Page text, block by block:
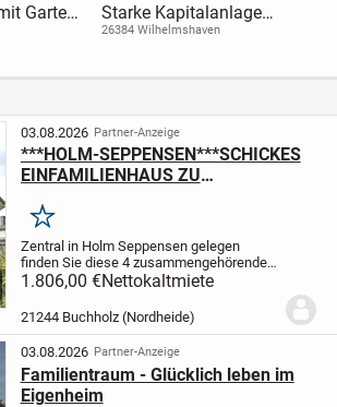
Garten
Starke Kapitalanlage
Modernes 8-Parteienhaus in
Wilhelmshaven Heppens
26384 Wilhelmshaven
03.08.2026 Partner-Anzeige
***HOLM-SEPPENSEN***SCHICKES
EINFAMILIENHAUS ZU
Merken
Zentral in Holm Seppensen gelegen
finden Sie diese 4 zusammengehörenden
gleichen Häuser. Modern und schick in
Seppensen. Ideal für Familien. Dieses
Haus ist durch den...
1.806,00 €Nettokaltmiete
21244 Buchholz (Nordheide)
03.08.2026 Partner-Anzeige
Familientraum - Glücklich leben im
Eigenheim